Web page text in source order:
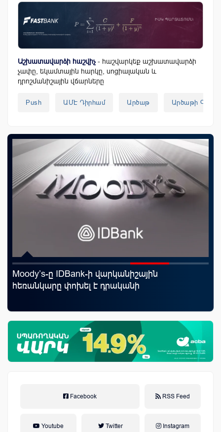
Աշխատավարձի հաշվիչ - հաշվարկեք աշխատավարձի
չափը, եկամտային հարկը, սոցիալական և
դրոշմանիշային վճարները
Push ԱՄԷ Դիրհամ Արծաթ Արծաթի Գին
Moody’s-ը IDBank-ի վարկանիշային
հեռանկարը փոխել է դրականի
Facebook RSS Feed
Youtube Twitter Instagram